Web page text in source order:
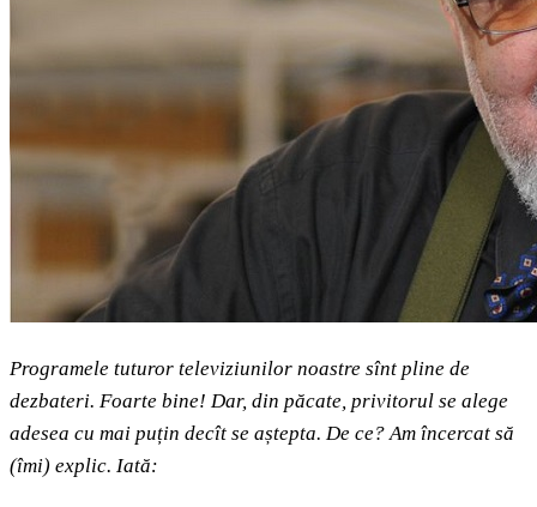
Programele tuturor televiziunilor noastre sînt pline de
dezbateri. Foarte bine! Dar, din păcate, privitorul se alege
adesea cu mai puțin decît se aștepta. De ce? Am încercat să
(îmi) explic. Iată: